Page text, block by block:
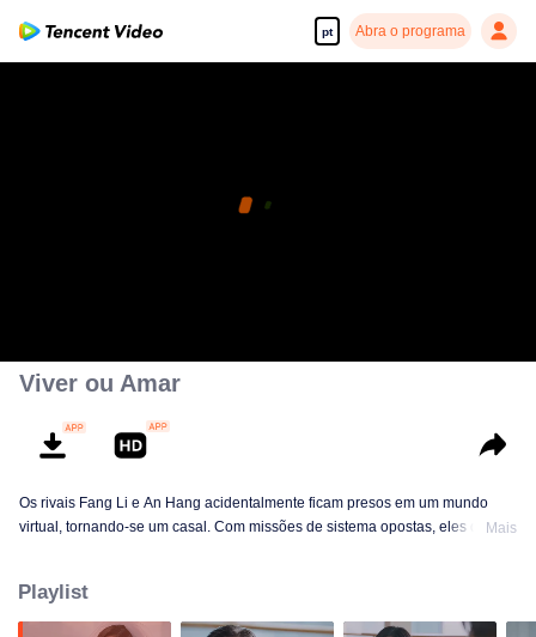
pt Abra o programa
Viver ou Amar
Os rivais Fang Li e An Hang acidentalmente ficam presos em um mundo
virtual, tornando-se um casal. Com missões de sistema opostas, eles devem
encontrar uma saída?
Mais
Playlist